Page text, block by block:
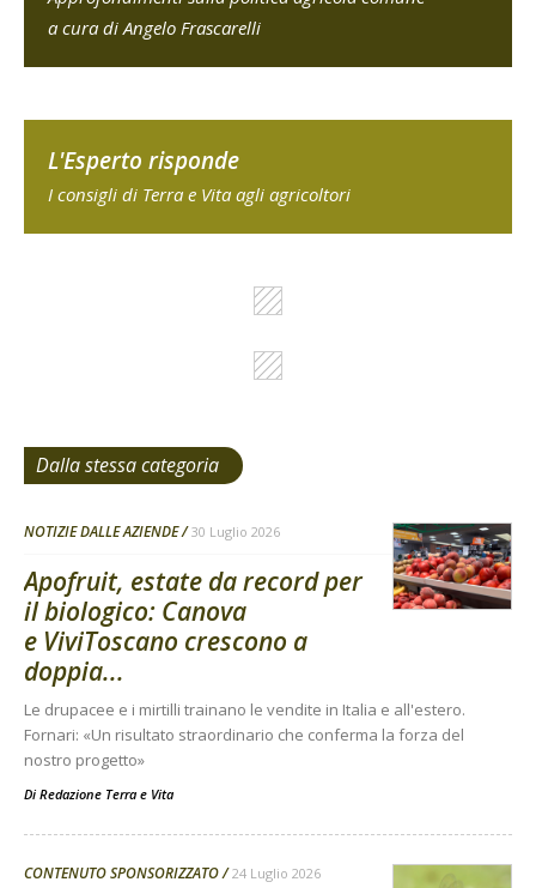
a cura di Angelo Frascarelli
L'Esperto risponde
I consigli di Terra e Vita agli agricoltori
Dalla stessa categoria
NOTIZIE DALLE AZIENDE 30 Luglio 2026
Apofruit, estate da record per
il biologico: Canova
e ViviToscano crescono a
doppia...
Le drupacee e i mirtilli trainano le vendite in Italia e all'estero.
Fornari: «Un risultato straordinario che conferma la forza del
nostro progetto»
Di Redazione Terra e Vita
CONTENUTO SPONSORIZZATO 24 Luglio 2026